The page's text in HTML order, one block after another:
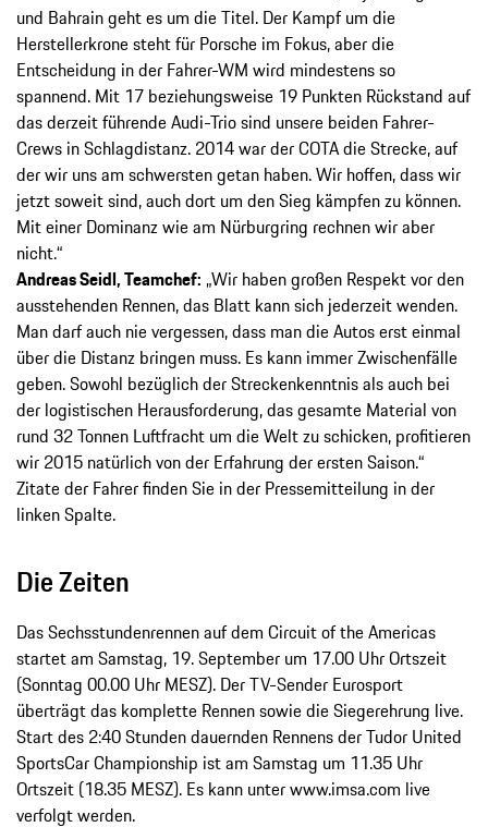
und Bahrain geht es um die Titel. Der Kampf um die
Herstellerkrone steht für Porsche im Fokus, aber die
Entscheidung in der Fahrer-WM wird mindestens so
spannend. Mit 17 beziehungsweise 19 Punkten Rückstand auf
das derzeit führende Audi-Trio sind unsere beiden Fahrer-
Crews in Schlagdistanz. 2014 war der COTA die Strecke, auf
der wir uns am schwersten getan haben. Wir hoffen, dass wir
jetzt soweit sind, auch dort um den Sieg kämpfen zu können.
Mit einer Dominanz wie am Nürburgring rechnen wir aber
nicht.“
Andreas Seidl, Teamchef: „Wir haben großen Respekt vor den
ausstehenden Rennen, das Blatt kann sich jederzeit wenden.
Man darf auch nie vergessen, dass man die Autos erst einmal
über die Distanz bringen muss. Es kann immer Zwischenfälle
geben. Sowohl bezüglich der Streckenkenntnis als auch bei
der logistischen Herausforderung, das gesamte Material von
rund 32 Tonnen Luftfracht um die Welt zu schicken, profitieren
wir 2015 natürlich von der Erfahrung der ersten Saison.“
Zitate der Fahrer finden Sie in der Pressemitteilung in der
linken Spalte.
Die Zeiten
Das Sechsstundenrennen auf dem Circuit of the Americas
startet am Samstag, 19. September um 17.00 Uhr Ortszeit
(Sonntag 00.00 Uhr MESZ). Der TV-Sender Eurosport
überträgt das komplette Rennen sowie die Siegerehrung live.
Start des 2:40 Stunden dauernden Rennens der Tudor United
SportsCar Championship ist am Samstag um 11.35 Uhr
Ortszeit (18.35 MESZ). Es kann unter www.imsa.com live
verfolgt werden.